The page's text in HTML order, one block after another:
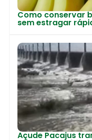
Como conservar
sem estragar
Açude Pacajus